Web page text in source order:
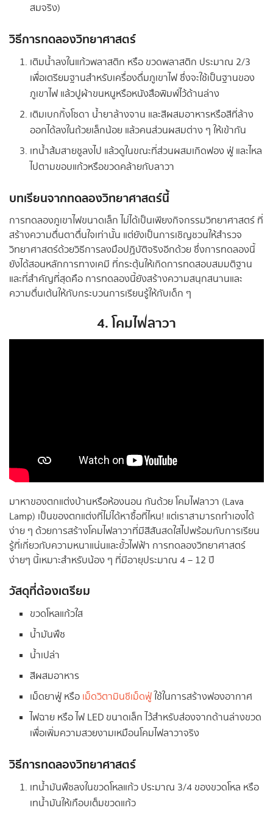
สมจริง)
วิธีการทดลองวิทยาศาสตร์
เติมน้ำลงในแก้วพลาสติก หรือ ขวดพลาสติก ประมาณ 2/3
เพื่อเตรียมฐานสำหรับเครื่องดื่มภูเขาไฟ ซึ่งจะใช้เป็นฐานของ
ภูเขาไฟ แล้วปูผ้าขนหนูหรือหนังสือพิมพ์ไว้ด้านล่าง
เติมเบกกิ้งโซดา น้ำยาล้างจาน และสีผสมอาหารหรือสีที่ล้าง
ออกได้ลงในถ้วยเล็กน้อย แล้วคนส่วนผสมต่าง ๆ ให้เข้ากัน
เทน้ำส้มสายชูลงไป แล้วดูในขณะที่ส่วนผสมเกิดฟอง ฟู่ และไหล
ไปตามขอบแก้วหรือขวดคล้ายกับลาวา
บทเรียนจากทดลองวิทยาศาสตร์นี้
การทดลองภูเขาไฟขนาดเล็ก ไม่ได้เป็นเพียงกิจกรรมวิทยาศาสตร์ ที่
สร้างความตื่นตาตื่นใจเท่านั้น แต่ยังเป็นการเชิญชวนให้สำรวจ
วิทยาศาสตร์ด้วยวิธีการลงมือปฏิบัติจริงอีกด้วย ซึ่งการทดลองนี้
ยังได้สอนหลักการทางเคมี ที่กระตุ้นให้เกิดการทดสอบสมมติฐาน
และที่สำคัญที่สุดคือ การทดลองนี้ยังสร้างความสนุกสนานและ
ความตื่นเต้นให้กับกระบวนการเรียนรู้ให้กับเด็ก ๆ
4. โคมไฟลาวา
มาหาของตกแต่งบ้านหรือห้องนอน กันด้วย โคมไฟลาวา (Lava
Lamp) เป็นของตกแต่งที่ไม่ได้หาซื้อที่ไหน! แต่เราสามารถทำเองได้
ง่าย ๆ ด้วยการสร้างโคมไฟลาวาที่มีสีสันสดใสไปพร้อมกับการเรียน
รู้ที่เกี่ยวกับความหนาแน่นและขั้วไฟฟ้า การทดลองวิทยาศาสตร์
ง่ายๆ นี้เหมาะสำหรับน้อง ๆ ที่มีอายุประมาณ 4 – 12 ปี
วัสดุที่ต้องเตรียม
ขวดโหลแก้วใส
น้ำมันพืช
น้ำเปล่า
สีผสมอาหาร
เม็ดยาฟู่ หรือ เม็ดวิตามินซีเม็ดฟู่ ใช้ในการสร้างฟองอากาศ
ไฟฉาย หรือ ไฟ LED ขนาดเล็ก ไว้สำหรับส่องจากด้านล่างขวด
เพื่อเพิ่มความสวยงามเหมือนโคมไฟลาวาจริง
วิธีการทดลองวิทยาศาสตร์
เทน้ำมันพืชลงในขวดโหลแก้ว ประมาณ 3/4 ของขวดโหล หรือ
เทน้ำมันให้เกือบเต็มขวดแก้ว